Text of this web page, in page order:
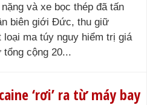
và xe bọc thép đã tấn
biên giới Đức, thu giữ
ma túy nguy hiểm trị giá
cộng 20...
‘rơi’ ra từ máy bay